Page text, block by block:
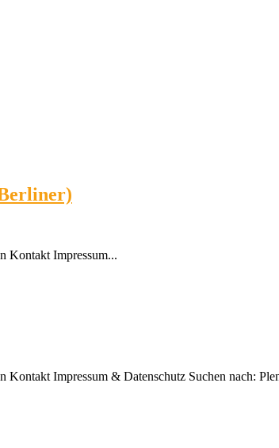
Kontakt Impressum...
Impressum & Datenschutz Suchen nach: